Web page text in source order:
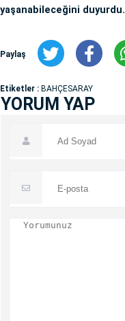
yaşanabileceğini duyurdu.
Paylaş
Etiketler : BAHÇESARAY
YORUM YAP